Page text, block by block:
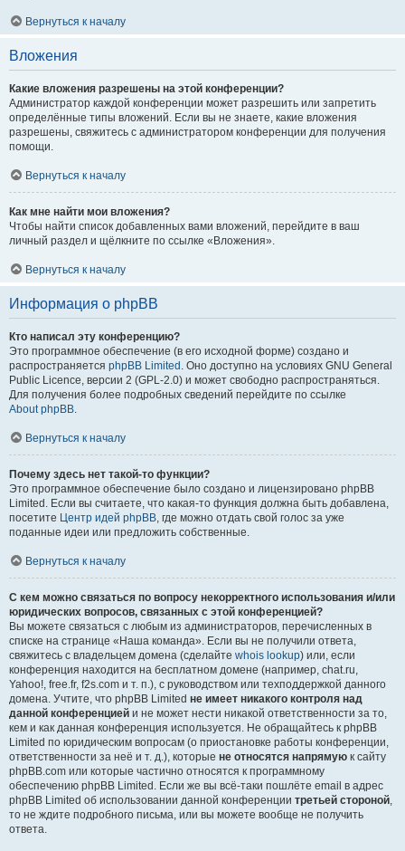
Вернуться к началу
Вложения
Какие вложения разрешены на этой конференции?
Администратор каждой конференции может разрешить или запретить
определённые типы вложений. Если вы не знаете, какие вложения
разрешены, свяжитесь с администратором конференции для получения
помощи.
Вернуться к началу
Как мне найти мои вложения?
Чтобы найти список добавленных вами вложений, перейдите в ваш
личный раздел и щёлкните по ссылке «Вложения».
Вернуться к началу
Информация о phpBB
Кто написал эту конференцию?
Это программное обеспечение (в его исходной форме) создано и
распространяется phpBB Limited . Оно доступно на условиях GNU General
Public Licence, версии 2 (GPL-2.0) и может свободно распространяться.
Для получения более подробных сведений перейдите по ссылке
About phpBB.
Вернуться к началу
Почему здесь нет такой-то функции?
Это программное обеспечение было создано и лицензировано phpBB
Limited. Если вы считаете, что какая-то функция должна быть добавлена,
посетите Центр идей phpBB, где можно отдать свой голос за уже
поданные идеи или предложить собственные.
Вернуться к началу
С кем можно связаться по вопросу некорректного использования и/или
юридических вопросов, связанных с этой конференцией?
Вы можете связаться с любым из администраторов, перечисленных в
списке на странице «Наша команда». Если вы не получили ответа,
свяжитесь с владельцем домена (сделайте whois lookup) или, если
конференция находится на бесплатном домене (например, chat.ru,
Yahoo!, free.fr, f2s.com и т. п.), с руководством или техподдержкой данного
домена. Учтите, что phpBB Limited не имеет никакого контроля над
данной конференцией и не может нести никакой ответственности за то,
кем и как данная конференция используется. Не обращайтесь к phpBB
Limited по юридическим вопросам (о приостановке работы конференции,
ответственности за неё и т. д.), которые не относятся напрямую к сайту
phpBB.com или которые частично относятся к программному
обеспечению phpBB Limited. Если же вы всё-таки пошлёте email в адрес
phpBB Limited об использовании данной конференции третьей стороной,
то не ждите подробного письма, или вы можете вообще не получить
ответа.